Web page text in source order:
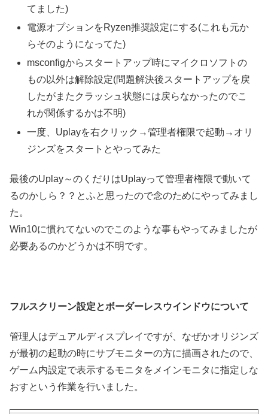
てました)
電源オプションをRyzen推奨設定にする(これも元か
らそのようになってた)
msconfigからスタートアップ時にマイクロソフトの
もの以外は解除設定(問題解決後スタートアップを戻
したがまたクラッシュ状態には戻らなかったのでこ
れが関係するかは不明)
一度、Uplayを右クリック→管理者権限で起動→オリ
ジンズをスタートとやってみた
最後のUplay～のくだりはUplayって管理者権限で動いて
るのかしら？？とふと思ったので念のためにやってみまし
た。
Win10に慣れてないのでこのような事もやってみましたが
必要あるのかどうかは不明です。
フルスクリーン設定とボーダーレスウインドウについて
管理人はデュアルディスプレイですが、なぜかオリジンズ
が最初の起動の時にサブモニターの方に描画されたので、
ゲーム内設定で表示するモニタをメインモニタに指定しな
おすという作業を行いました。